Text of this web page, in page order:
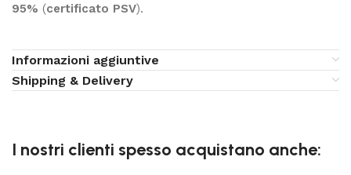
95% (certificato PSV).
Informazioni aggiuntive
Shipping & Delivery
I nostri clienti spesso acquistano anche: